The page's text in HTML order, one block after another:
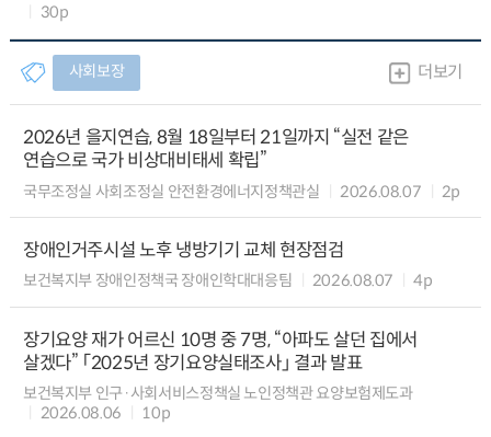
30p
사회보장 더보기
2026년 을지연습, 8월 18일부터 21일까지 “실전 같은
연습으로 국가 비상대비태세 확립”
국무조정실 사회조정실 안전환경에너지정책관실 2026.08.07 2p
장애인거주시설 노후 냉방기기 교체 현장점검
보건복지부 장애인정책국 장애인학대대응팀 2026.08.07 4p
장기요양 재가 어르신 10명 중 7명, “아파도 살던 집에서
살겠다” 「2025년 장기요양실태조사」 결과 발표
보건복지부 인구·사회서비스정책실 노인정책관 요양보험제도과
2026.08.06
10p